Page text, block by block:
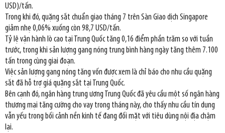
USD)/tấn.
Trong khi đó, quặng sắt chuẩn giao tháng 7 trên Sàn Giao dịch Singapore
giảm nhẹ 0,06% xuống còn 98,7 USD/tấn.
Tỷ lệ vận hành lò cao tại Trung Quốc tăng 0,16 điểm phần trăm so với tuần
trước, trong khi sản lượng gang nóng trung bình hàng ngày tăng thêm 7.100
tấn trong cùng giai đoạn.
Việc sản lượng gang nóng tăng vốn được xem là chỉ báo cho nhu cầu quặng
sắt đã hỗ trợ giá quặng sắt tại Trung Quốc.
Bên cạnh đó, ngân hàng trung ương Trung Quốc đã yêu cầu một số ngân hàng
thương mại tăng cường cho vay trong tháng này, cho thấy nhu cầu tín dụng
vẫn yếu trong bối cảnh nền kinh tế đang đối mặt với tiêu dùng nội địa chậm
lại.